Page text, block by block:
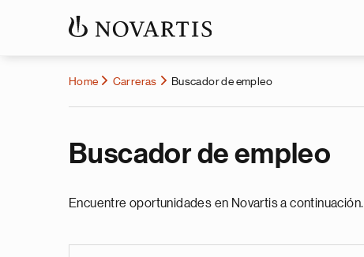
Home Carreras Buscador de empleo
Buscador de empleo
Encuentre oportunidades en Novartis a continuación.